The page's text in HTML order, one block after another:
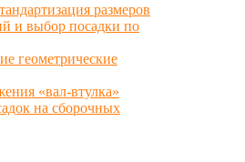
размеров
и выбор посадки по
геометрические
«вал-втулка»
на сборочных